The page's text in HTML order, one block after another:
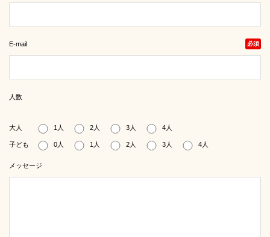
E-mail 必須
人数
大人 1人 2人 3人 4人
子ども 0人 1人 2人 3人 4人
メッセージ